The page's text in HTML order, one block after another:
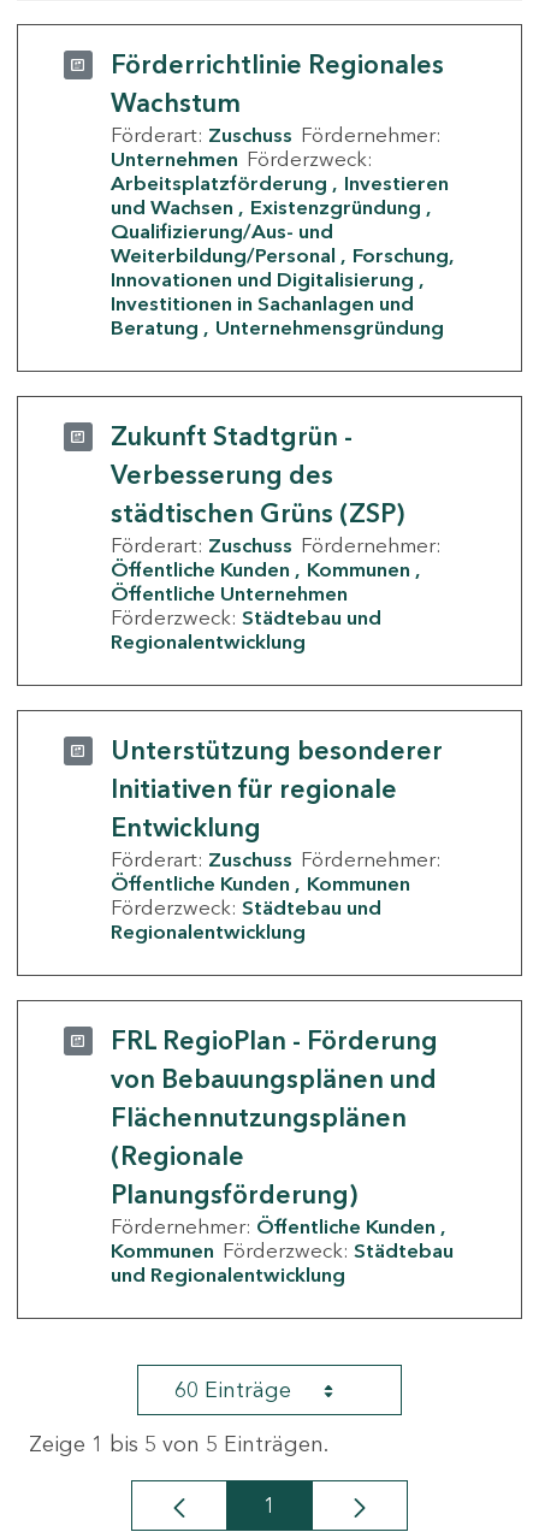
Förderrichtlinie Regionales
Wachstum
Förderart: Zuschuss Fördernehmer:
Unternehmen Förderzweck:
Arbeitsplatzförderung
Investieren
und Wachsen
Existenzgründung
Qualifizierung/Aus- und
Weiterbildung/Personal
Forschung,
Innovationen und Digitalisierung
Investitionen in Sachanlagen und
Beratung
Unternehmensgründung
Zukunft Stadtgrün -
Verbesserung des
städtischen Grüns (ZSP)
Förderart: Zuschuss Fördernehmer:
Öffentliche Kunden
Kommunen
Öffentliche Unternehmen
Förderzweck: Städtebau und
Regionalentwicklung
Unterstützung besonderer
Initiativen für regionale
Entwicklung
Förderart: Zuschuss Fördernehmer:
Öffentliche Kunden
Kommunen
Förderzweck: Städtebau und
Regionalentwicklung
FRL RegioPlan - Förderung
von Bebauungsplänen und
Flächennutzungsplänen
(Regionale
Planungsförderung)
Fördernehmer: Öffentliche Kunden
Kommunen Förderzweck: Städtebau
und Regionalentwicklung
60 Einträge
Zeige 1 bis 5 von 5 Einträgen.
Seite
1